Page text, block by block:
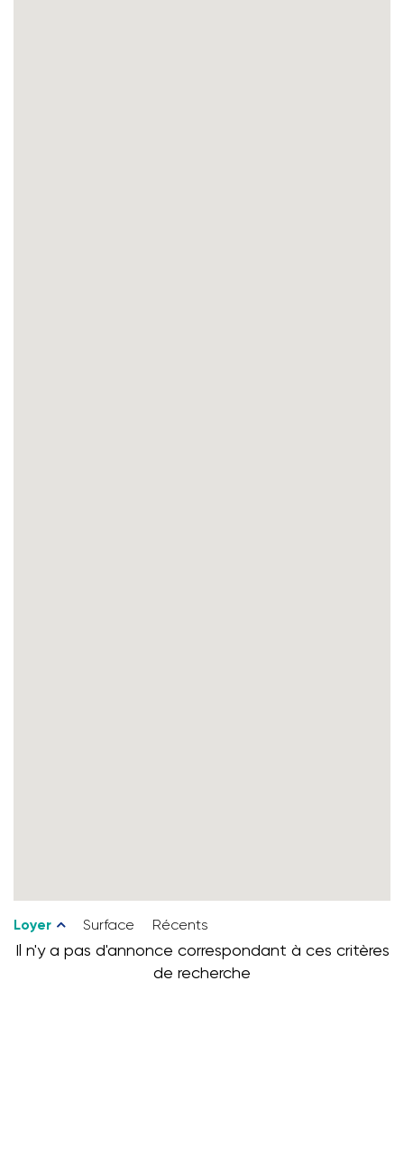
Loyer Surface Récents
Il n'y a pas d'annonce correspondant à ces critères
de recherche